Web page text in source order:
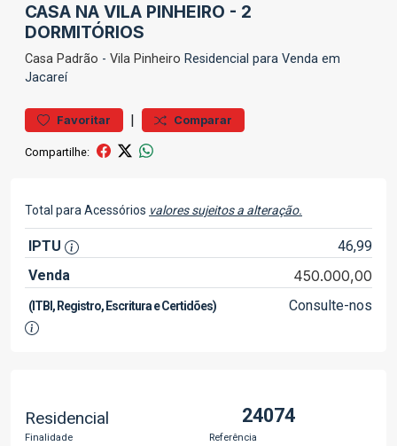
CASA NA VILA PINHEIRO - 2
DORMITÓRIOS
Casa Padrão - Vila Pinheiro Residencial para Venda em
Jacareí
Favoritar | Comparar
Compartilhe:
Total para Acessórios valores sujeitos a alteração.
IPTU
46,99
Venda
450.000,00
(ITBI, Registro, Escritura e Certidões) Consulte-nos
Residencial
Finalidade
24074
Referência